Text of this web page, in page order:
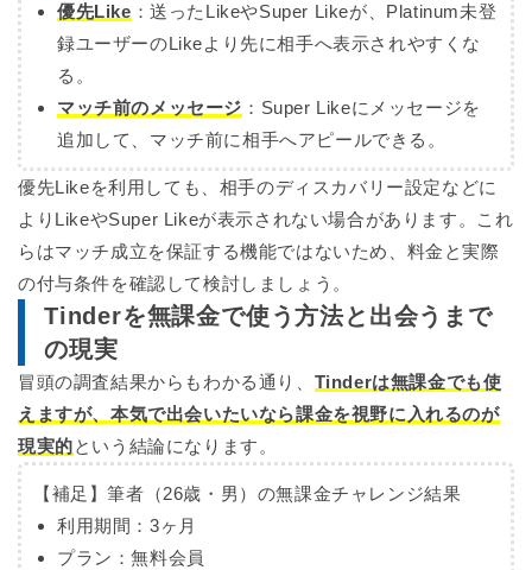
優先Like ：送ったLikeやSuper Likeが、Platinum未登
録ユーザーのLikeより先に相手へ表示されやすくな
る。
マッチ前のメッセージ ： Super Likeにメッセージを
追加して、マッチ前に相手へアピールできる。
優先Likeを利用しても、相手のディスカバリー設定などに
よりLikeやSuper Likeが表示されない場合があります。これ
らはマッチ成立を保証する機能ではないため、料金と実際
の付与条件を確認して検討しましょう。
Tinderを無課金で使う方法と出会うまで
の現実
冒頭の調査結果からもわかる通り、 Tinderは無課金でも使
えますが、本気で出会いたいなら課金を視野に入れるのが
現実的という結論になります。
【補足】筆者（26歳・男）の無課金チャレンジ結果
利用期間： 3ヶ月
プラン：無料会員